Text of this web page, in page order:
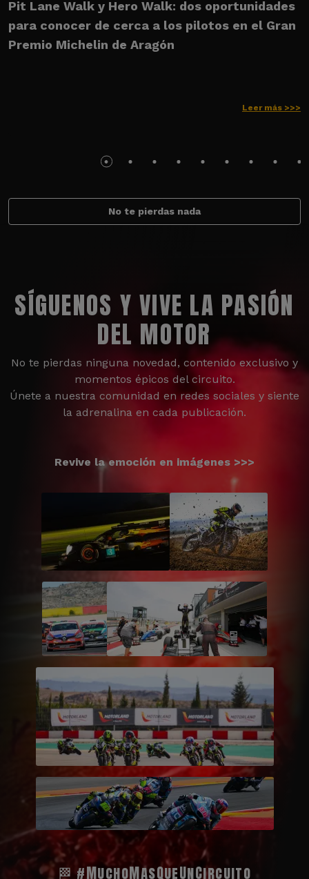
Pit Lane Walk y Hero Walk: dos oportunidades
para conocer de cerca a los pilotos en el Gran
Premio Michelin de Aragón
Leer más >>>
No te pierdas nada
SÍGUENOS Y VIVE LA PASIÓN
DEL MOTOR
No te pierdas ninguna novedad, contenido exclusivo y
momentos épicos del circuito.
Únete a nuestra comunidad en redes sociales y siente
la adrenalina en cada publicación.
Revive la emoción en imágenes >>>
🏁 #MuchoMasQueUnCircuito